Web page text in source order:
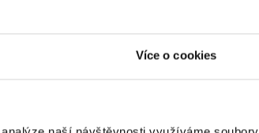
Více o cookies